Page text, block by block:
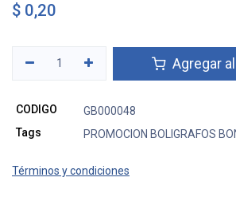
$ 0,20
Agregar
CODIGO
GB000048
Tags
PROMOCION BOLIGRAFOS
Términos y condiciones